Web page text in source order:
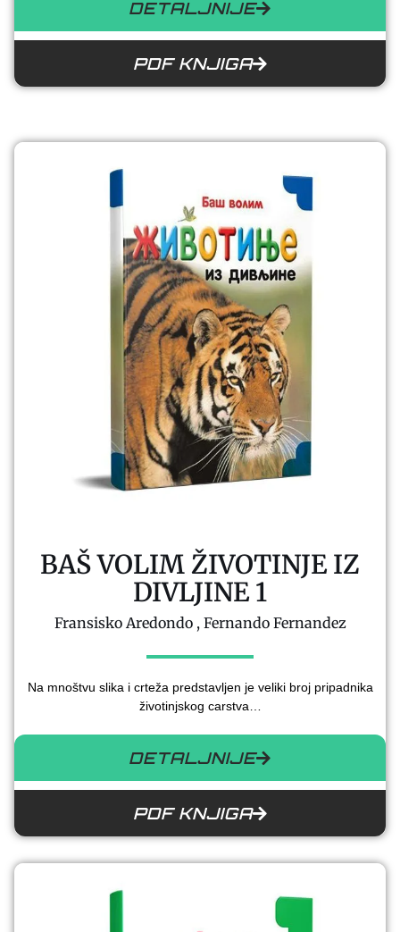
DETALJNIJE
PDF KNJIGA
BAŠ VOLIM ŽIVOTINJE IZ
DIVLJINE 1
Fransisko Aredondo , Fernando Fernandez
Na mnoštvu slika i crteža predstavljen je veliki broj pripadnika
životinjskog carstva…
DETALJNIJE
PDF KNJIGA